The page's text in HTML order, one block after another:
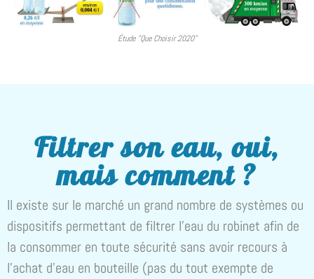
Étude "Que Choisir 2020"
Filtrer son eau, oui,
mais comment ?
Il existe sur le marché un grand nombre de systèmes ou
dispositifs permettant de filtrer l’eau du robinet afin de
la consommer en toute sécurité sans avoir recours à
l’achat d’eau en bouteille (pas du tout exempte de